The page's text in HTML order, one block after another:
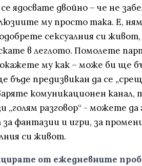
ядосвате двойно – че не
му просто така. Е,
сексуалния си
в леглото. Помолете
му как – може би ще
бъде предизвикан да се
комуникационен канал,
разговор“ - можете да
фантазии и игри, за
си живот.
от ежедневните